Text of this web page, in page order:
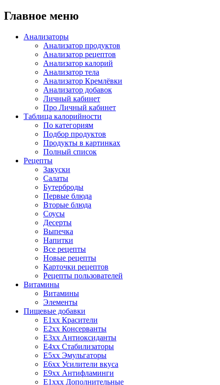
Главное меню
Анализаторы
Анализатор продуктов
Анализатор рецептов
Анализатор калорий
Анализатор тела
Анализатор Кремлёвки
Анализатор добавок
Личный кабинет
Про Личный кабинет
Таблица калорийности
По категориям
Подбор продуктов
Продукты в картинках
Полный список
Рецепты
Закуски
Салаты
Бутерброды
Первые блюда
Вторые блюда
Соусы
Десерты
Выпечка
Напитки
Все рецепты
Новые рецепты
Карточки рецептов
Рецепты пользователей
Витамины
Витамины
Элементы
Пищевые добавки
E1xx Красители
E2xx Консерванты
E3xx Антиоксиданты
E4xx Стабилизаторы
E5xx Эмульгаторы
E6xx Усилители вкуса
E9xx Антифламинги
E1xxx Дополнительные